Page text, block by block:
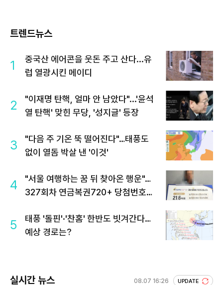
트렌드뉴스
1
중국산 에어콘을 웃돈 주고 산다...유
럽 열광시킨 메이디
2
"이재명 탄핵, 얼마 안 남았다"...'윤석
열 탄핵' 맞힌 무당, '성지글' 등장
3
"다음 주 기온 뚝 떨어진다"…태풍도
없이 열돔 박살 낸 '이것'
4
"서울 여행하는 꿈 뒤 찾아온 행운"…
327회차 연금복권720+ 당첨번호조
5
태풍 '돌핀'·'찬홈' 한반도 빗겨간다…
예상 경로는?
실시간 뉴스 08.07 16:26 UPDATE